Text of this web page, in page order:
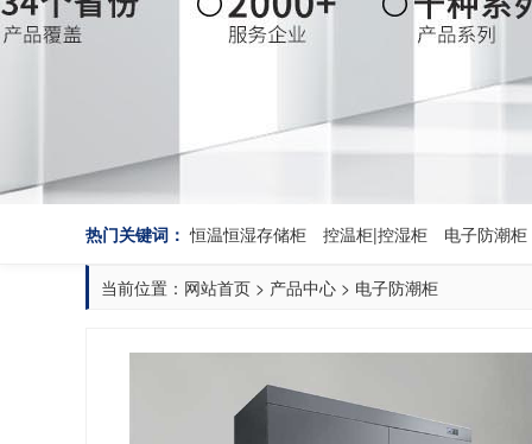
热门关键词： 恒温恒湿存储柜 控温柜|控湿柜 电子防潮柜
当前位置： 网站首页 > 产品中心 > 电子防潮柜